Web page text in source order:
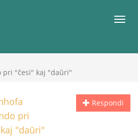
pri "ĉesi" kaj "daŭri"
Respondi
pri
"daŭri"